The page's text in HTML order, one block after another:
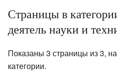
Страницы в
деятель науки и
Показаны 3 страницы из 3,
категории.